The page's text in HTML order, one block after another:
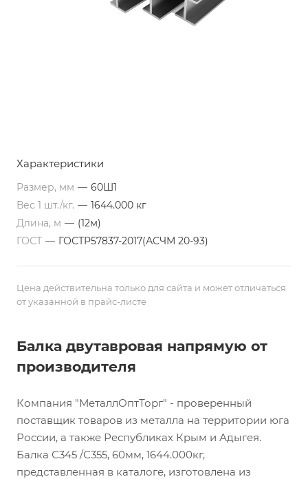
Характеристики
Размер, мм — 60Ш1
Вес 1 шт./кг. — 1644.000 кг
Длина, м — (12м)
ГОСТ — ГОСТР57837-2017(АСЧМ 20-93)
Цена действительна только для сайта и может отличаться
от указанной в прайс-листе
Балка двутавровая напрямую от
производителя
Компания "МеталлОптТорг" - проверенный
поставщик товаров из металла на территории юга
России, а также Республиках Крым и Адыгея.
Балка С345 /С355, 60мм, 1644.000кг,
представленная в каталоге, изготовлена из